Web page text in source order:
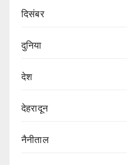
दिसंबर
दुनिया
देश
देहरादून
नैनीताल